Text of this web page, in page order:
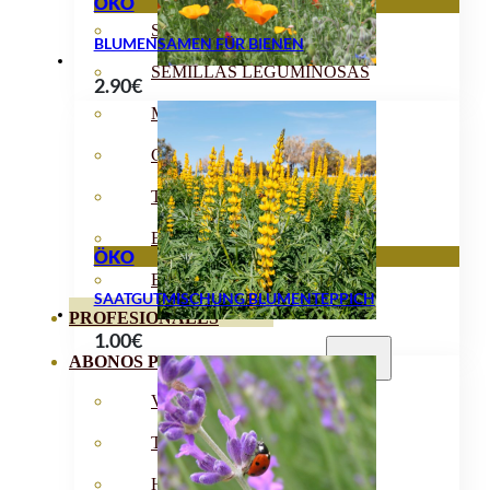
SEMILLAS RAÍZ
SEMILLAS LEGUMINOSAS
MICROGREEN
CUBIERTAS VEGETALES
TIRAS DE SEMILLAS
BOMBAS DE SEMILLAS
BANDEJAS Y SEMILLEROS
PROFESIONALES
ABONOS POR CULTIVO
VER TODOS
TOMATES
HUERTO
BLUMENSAMEN FÜR BIENEN
2.90€
ÖKO
SAATGUTMISCHUNG BLUMENTEPPICH
1.00€